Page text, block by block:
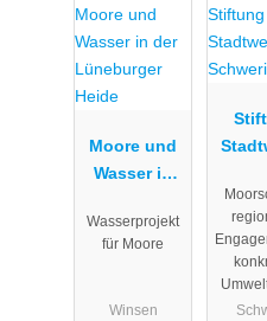
Moore und
Wasser in
Lüneburger
Heide
Wasserprojekt
für Moore
Winsen